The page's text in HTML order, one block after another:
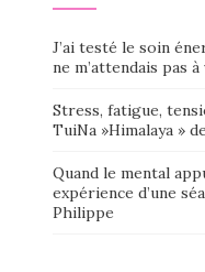
J’ai testé le soin
ne m’attendais pas
Stress, fatigue,
TuiNa »Himalaya »
Quand le mental
expérience d’une
Philippe